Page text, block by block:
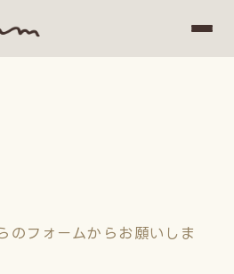
& Tag
のフォームからお願いしま